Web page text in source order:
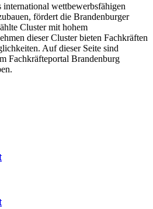
wettbewerbsfähigen
fördert die Brandenburger
Cluster mit hohem
dieser Cluster bieten Fachkräften
Auf dieser Seite sind
Fachkräfteportal Brandenburg